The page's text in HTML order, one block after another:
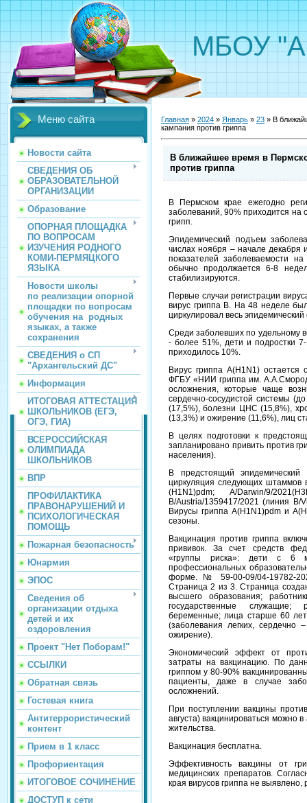
МБОУ
Меню сайта
Новости сайта
СВЕДЕНИЯ ОБ
ОБРАЗОВАТЕЛЬНОЙ
ОРГАНИЗАЦИИ
Образование
ОПОРНАЯ ПЛОЩАДКА
ПО ВОПРОСАМ
ИЗУЧЕНИЯ РОДНОГО
КОМИ-ПЕРМЯЦКОГО
ЯЗЫКА
Новости школы
по реализации опорной
площадки по вопросам
обучения на родных
языках, а также
сохранения
СВЕДЕНИЯ о СП
"Архангельский ДС"
Информация
ИТОГОВАЯ АТТЕСТАЦИЯ
ШКОЛЬНИКОВ (ЕГЭ,
ОГЭ, ГИА)
ВСЕРОССИЙСКАЯ
ОЛИМПИАДА
ШКОЛЬНИКОВ
ВПР
ПРОФИЛАКТИКА
ПРАВОНАРУШЕНИЙ И
ПСИХОЛОГИЧЕСКАЯ
ПОМОЩЬ
Пожарная безопасность
Юнармия
ЭПОС
Сведения об
организации отдыха
детей и их
оздоровления
Проект "Нет Поборам!"
ССЫЛКИ
Обратная связь
Гостевая книга
Антитеррористический
контент
Прием в 1 класс
Профориентация
ИТОГОВОЕ СОЧИНЕНИЕ
ДОСТУП к сети
Главная » 2024 » Январь » 23 » В
кампания против гриппа
В ближайшее время в
против гриппа
В Пермском крае ежегодно
заболеваний, 90% приходится
грипп.
Эпидемический подъем
числах ноября – начале декабря
показателей заболеваемости
обычно продолжается 6-8
стабилизируются.
Первые случаи регистрации
вирус гриппа В. На 48 неделе
циркулировал весь эпидемический
Среди заболевших по удельному
- более 51%, дети и подростки
приходилось 10%.
Вирус гриппа A(H1N1)
ФГБУ «НИИ гриппа им.
осложнения, которые чаще
сердечно-сосудистой системы
(17,5%), болезни ЦНС (15,8%),
(13,3%) и ожирение (11,6%), лиц
В целях подготовки к
запланировано привить против
населения).
В предстоящий
циркуляция следующих штаммов
(H1N1)pdm; A/Darwin/9/
В/Austria/1359417/2021 (линия В/
Вирусы гриппа А(H1N1)pdm и
сезоны.
Вакцинация против гриппа
прививок. За счет средств
«группы риска»: дети с 6
профессиональных
форме. № 59-00-09/04-19782-
Страница 2 из 3. Страница
высшего образования;
государственные служащие;
беременные; лица старше 60
(заболевания легких, сердечно
ожирение).
Экономический эффект от
затраты на вакцинацию. По
гриппом у 80-90%
пациенты, даже в случае
осложнений.
При поступлении вакцины
августа) вакцинироваться можно
жительства.
Вакцинация бесплатна.
Эффективность вакцины от
медицинских препаратов.
края вирусов гриппа не выявлено,